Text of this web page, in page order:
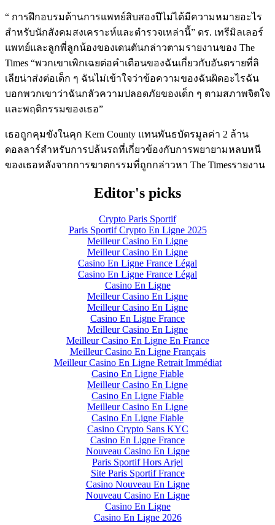
“ การฝึกอบรมด้านการแพทย์สิบสองปีไม่ได้มีความหมายอะไร
สำหรับนักสังคมสงเคราะห์และตำรวจเหล่านี้” ดร. เทรีมิลเลอร์
แพทย์และลูกพี่ลูกน้องของเดนตันกล่าวตามรายงานของ The
Times “พวกเขาเพิกเฉยต่อคำเตือนของฉันเกี่ยวกับอันตรายที่ลิ
เลียน่าส่งต่อเด็ก ๆ ฉันไม่เข้าใจว่าข้อความของฉันผิดอะไรฉัน
บอกพวกเขาว่าฉันกลัวความปลอดภัยของเด็ก ๆ ตามสภาพจิตใจ
และพฤติกรรมของเธอ”
เธอถูกคุมขังในคุก Kern County แทนพันธบัตรมูลค่า 2 ล้าน
ดอลลาร์สำหรับการปล้นรถที่เกี่ยวข้องกับการพยายามหลบหนี
ของเธอหลังจากการฆาตกรรมที่ถูกกล่าวหา The Timesรายงาน
Editor's picks
Crypto Paris Sportif
Paris Sportif Crypto En Ligne 2025
Meilleur Casino En Ligne
Meilleur Casino En Ligne
Casino En Ligne France Légal
Casino En Ligne France Légal
Casino En Ligne
Meilleur Casino En Ligne
Meilleur Casino En Ligne
Casino En Ligne France
Meilleur Casino En Ligne
Meilleur Casino En Ligne En France
Meilleur Casino En Ligne Français
Meilleur Casino En Ligne Retrait Immédiat
Casino En Ligne Fiable
Meilleur Casino En Ligne
Casino En Ligne Fiable
Meilleur Casino En Ligne
Casino En Ligne Fiable
Casino Crypto Sans KYC
Casino En Ligne France
Nouveau Casino En Ligne
Paris Sportif Hors Arjel
Site Paris Sportif France
Casino Nouveau En Ligne
Nouveau Casino En Ligne
Casino En Ligne
Casino En Ligne 2026